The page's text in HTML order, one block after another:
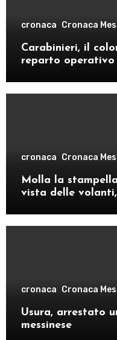
cronaca Cronaca
Carabinieri, il
reparto operativo
cronaca Cronaca
Molla la
vista delle
cronaca Cronaca
Usura, arrestato
messinese